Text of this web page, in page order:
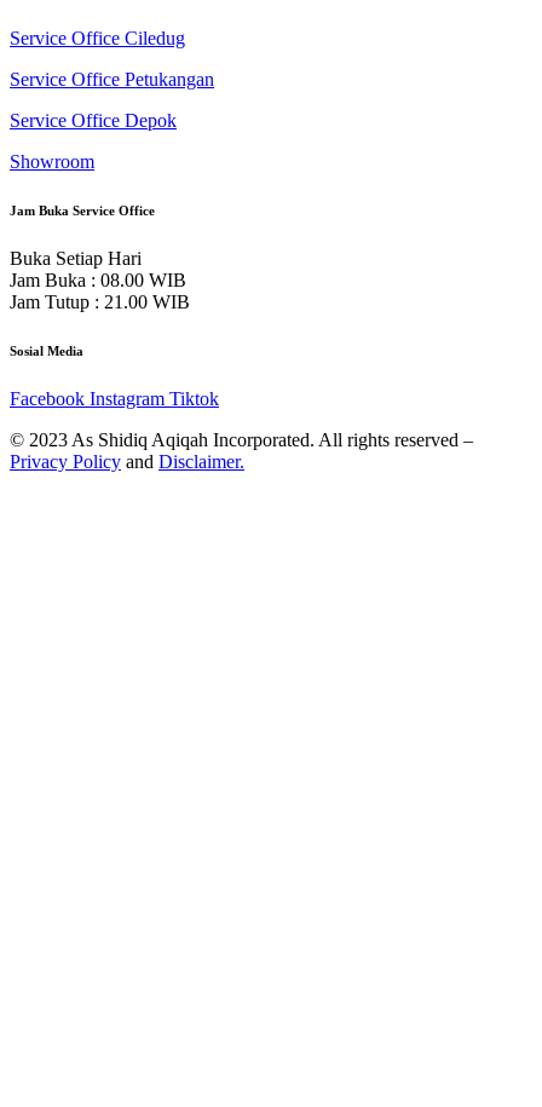
Service Office Ciledug
Service Office Petukangan
Service Office Depok
Showroom
Jam Buka Service Office
Buka Setiap Hari
Jam Buka : 08.00 WIB
Jam Tutup : 21.00 WIB
Sosial Media
Facebook Instagram Tiktok
© 2023 As Shidiq Aqiqah Incorporated. All rights reserved –
Privacy Policy and Disclaimer.